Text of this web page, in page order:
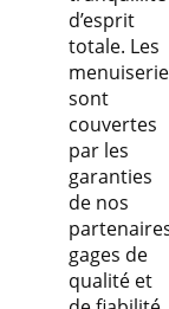
d’esprit
totale. Les
sont
couvertes
par les
garanties
de nos
gages de
qualité et